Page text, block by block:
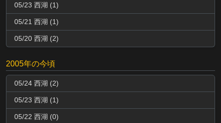
05/23 西湖 (1)
05/21 西湖 (1)
05/20 西湖 (2)
2005年の今頃
05/24 西湖 (2)
05/23 西湖 (1)
05/22 西湖 (0)